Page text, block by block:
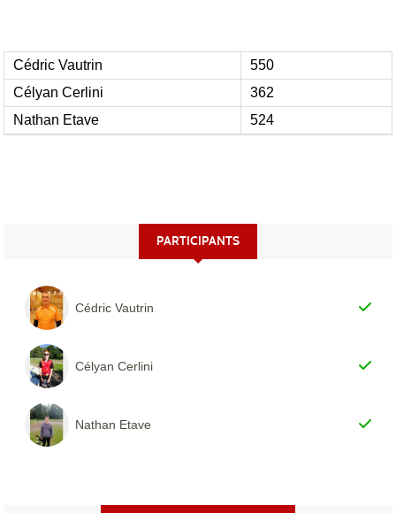
Cédric Vautrin
550
Célyan Cerlini
362
Nathan Etave
524
PARTICIPANTS
Cédric Vautrin
Célyan Cerlini
Nathan Etave